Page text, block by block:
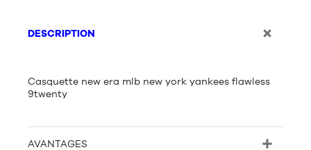
DESCRIPTION
Casquette new era mlb new york yankees flawless
9twenty
AVANTAGES